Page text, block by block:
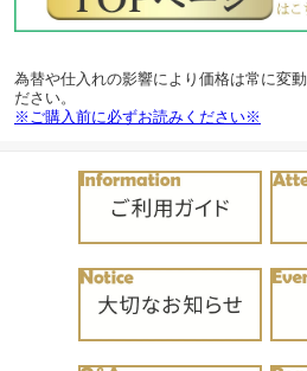
為替や仕入れの影響により価格は常に変
ださい。
※ご購入前に必ずお読みください※